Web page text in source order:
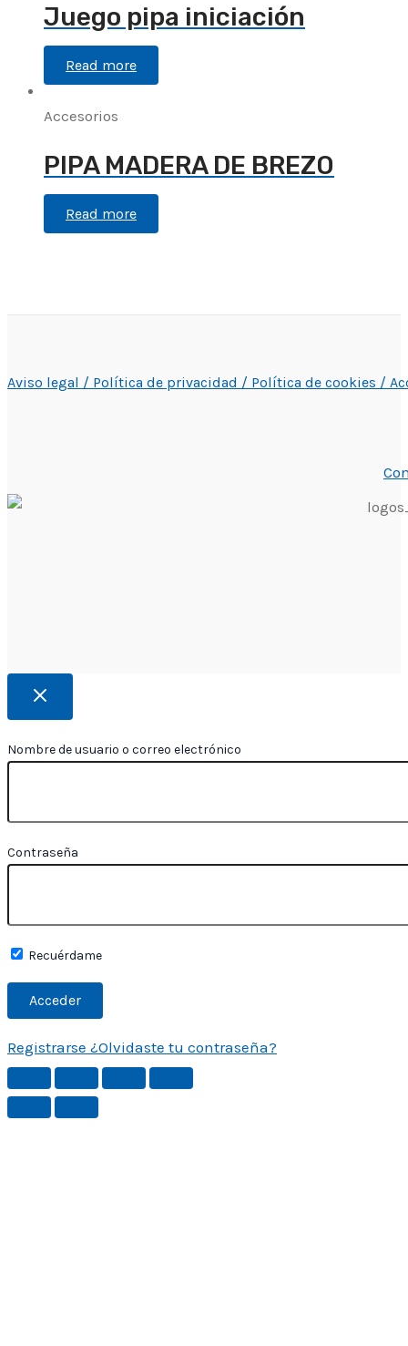
Juego pipa iniciación
Read more
Accesorios
PIPA MADERA DE BREZO
Read more
Aviso legal / Política de privacidad / Política de cookies /
Nombre de usuario o correo electrónico
Contraseña
Recuérdame
Registrarse ¿Olvidaste tu contraseña?